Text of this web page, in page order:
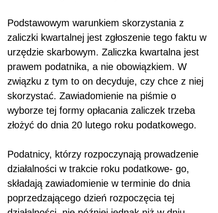
Podstawowym warunkiem skorzystania z
zaliczki kwartalnej jest zgłoszenie tego faktu w
urzędzie skarbowym. Zaliczka kwartalna jest
prawem podatnika, a nie obowiązkiem. W
związku z tym to on decyduje, czy chce z niej
skorzystać. Zawiadomienie na piśmie o
wyborze tej formy opłacania zaliczek trzeba
złożyć do dnia 20 lutego roku podatkowego.
Podatnicy, którzy rozpoczynają prowadzenie
działalności w trakcie roku podatkowe- go,
składają zawiadomienie w terminie do dnia
poprzedzającego dzień rozpoczęcia tej